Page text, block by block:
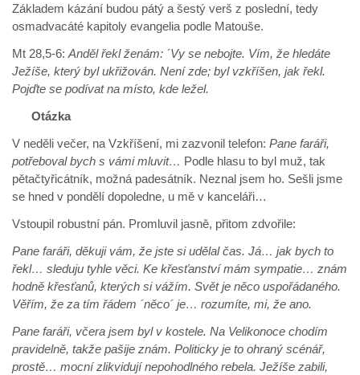
Základem kázání budou pátý a šestý verš z poslední, tedy
osmadvacáté kapitoly evangelia podle Matouše.
Mt 28,5-6: Anděl řekl ženám: ´Vy se nebojte. Vím, že hledáte
Ježíše, který byl ukřižován. Není zde; byl vzkříšen, jak řekl.
Pojďte se podívat na místo, kde ležel.
Otázka
V neděli večer, na Vzkříšení, mi zazvonil telefon: Pane faráři,
potřeboval bych s vámi mluvit… Podle hlasu to byl muž, tak
pětačtyřicátník, možná padesátník. Neznal jsem ho. Sešli jsme
se hned v pondělí dopoledne, u mě v kanceláři…
Vstoupil robustní pán. Promluvil jasně, přitom zdvořile:
Pane faráři, děkuji vám, že jste si udělal čas. Já… jak bych to
řekl… sleduju tyhle věci. Ke křesťanství mám sympatie… znám
hodně křesťanů, kterých si vážím. Svět je něco uspořádaného.
Věřím, že za tím řádem ´něco´ je… rozumíte, mi, že ano.
Pane faráři, včera jsem byl v kostele. Na Velikonoce chodím
pravidelně, takže pašije znám. Politicky je to ohraný scénář,
prostě… mocní zlikvidují nepohodlného rebela. Ježíše zabili,